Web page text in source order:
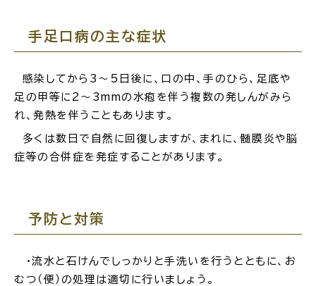
引っ越し
高齢者・介護
目的から探す
手足口病の主な症状
感染してから3～5日後に、口の中、手のひら、足底や
足の甲等に2～3mmの水疱を伴う複数の発しんがみら
れ、発熱を伴うこともあります。
多くは数日で自然に回復しますが、まれに、髄膜炎や脳
症等の合併症を発症することがあります。
予防と対策
・流水と石けんでしっかりと手洗いを行うとともに、お
むつ（便）の処理は適切に行いましょう。